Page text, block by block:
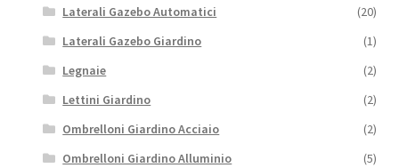
Laterali Gazebo Automatici
(20)
Laterali Gazebo Giardino
(1)
Legnaie
(2)
Lettini Giardino
(2)
Ombrelloni Giardino Acciaio
(2)
Ombrelloni Giardino Alluminio
(5)